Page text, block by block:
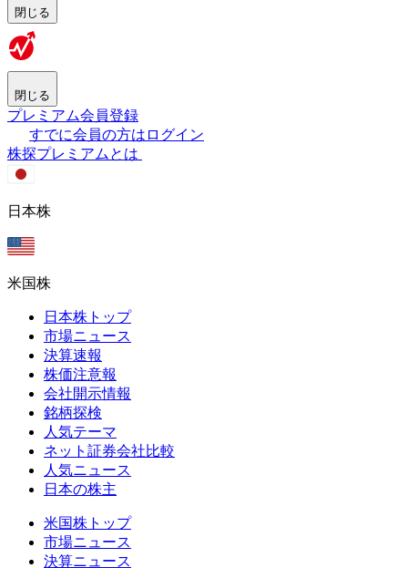
閉じる
閉じる
プレミアム会員登録
すでに会員の方はログイン
株探プレミアムとは
日本株
米国株
日本株トップ
市場ニュース
決算速報
株価注意報
会社開示情報
銘柄探検
人気テーマ
ネット証券会社比較
人気ニュース
日本の株主
米国株トップ
市場ニュース
決算ニュース